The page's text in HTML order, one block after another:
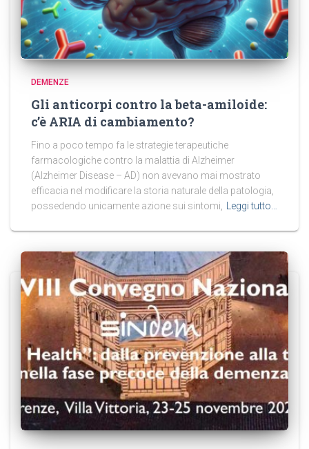
DEMENZE
Gli anticorpi contro la beta-amiloide:
c’è ARIA di cambiamento?
Fino a poco tempo fa le strategie terapeutiche
farmacologiche contro la malattia di Alzheimer
(Alzheimer Disease – AD) non avevano mai mostrato
efficacia nel modificare la storia naturale della patologia,
possedendo unicamente azione sui sintomi, Leggi tutto…